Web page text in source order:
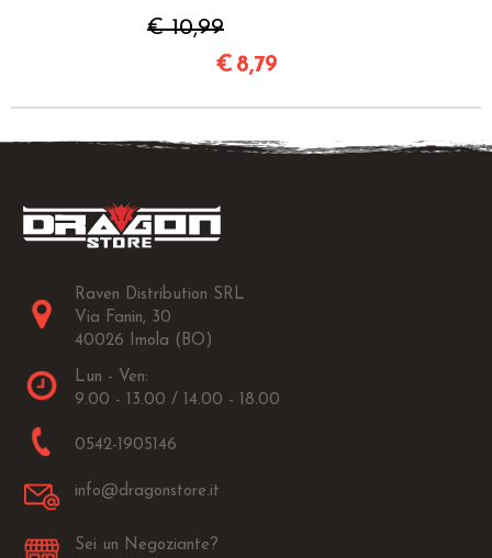
€ 10,99
€ 8,79
Raven Distribution SRL
Via Fanin, 30
40026 Imola (BO)
Lun - Ven:
9.00 - 13.00 / 14.00 - 18.00
0542-1905146
info@dragonstore.it
Sei un Negoziante?